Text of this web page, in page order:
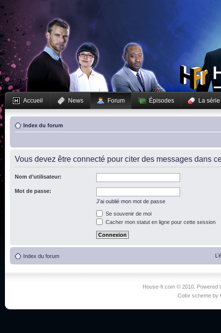
Accueil News Forum Épisodes La série
Index du forum
Vous devez être connecté pour citer des messages dans
Nom d’utilisateur:
Mot de passe:
J’ai oublié mon mot de passe
Se souvenir de moi
Cacher mon statut en ligne pour cette session
Index du forum
House-fr.com © 2010. Powered
Color scheme by